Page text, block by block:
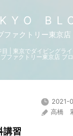
ファクトリー東京
| 東京でダイビングラ
ブファクトリー東京店 ブ
2021-
高橋
講習